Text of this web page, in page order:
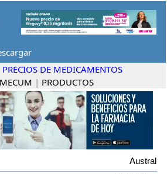
PRECIOS DE MEDICAMENTOS
| PRODUCTOS
Austral